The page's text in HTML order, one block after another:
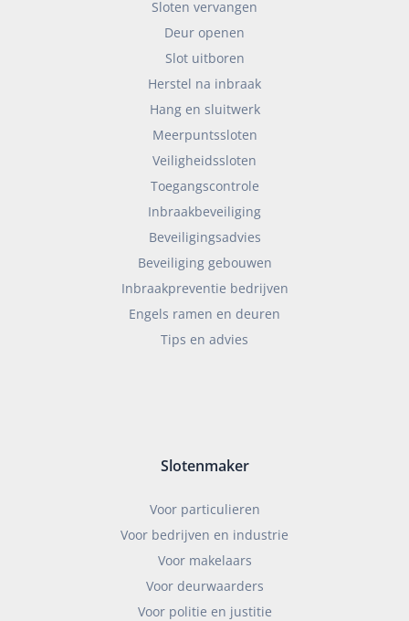
Sloten vervangen
Deur openen
Slot uitboren
Herstel na inbraak
Hang en sluitwerk
Meerpuntssloten
Veiligheidssloten
Toegangscontrole
Inbraakbeveiliging
Beveiligingsadvies
Beveiliging gebouwen
Inbraakpreventie bedrijven
Engels ramen en deuren
Tips en advies
Slotenmaker
Voor particulieren
Voor bedrijven en industrie
Voor makelaars
Voor deurwaarders
Voor politie en justitie